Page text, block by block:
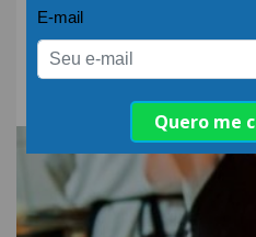
Senac SC
Gestão de